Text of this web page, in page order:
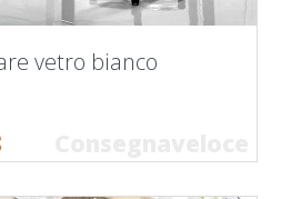
vetro bianco